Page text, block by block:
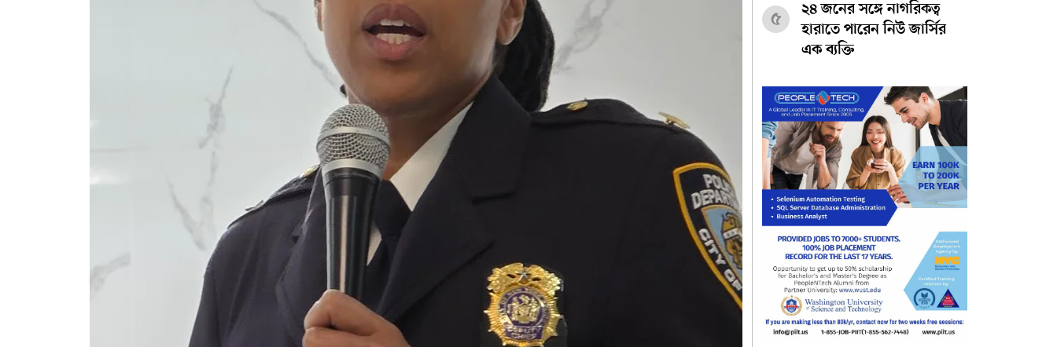
৫
২৪ জনের সঙ্গে নাগরিকত্ব
হারাতে পারেন নিউ জার্সির
এক ব্যক্তি